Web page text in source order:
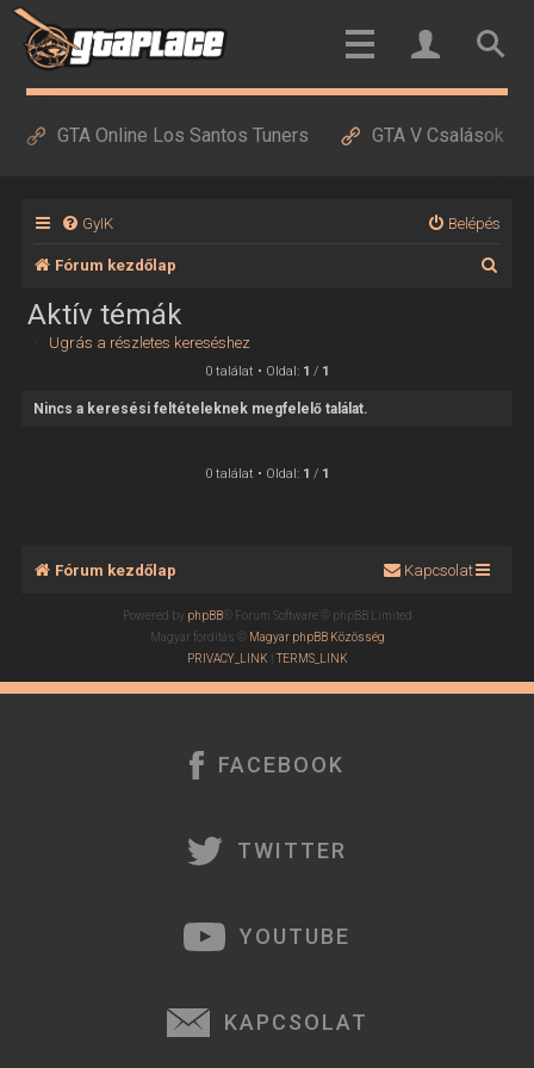
GTA Online Los Santos Tuners GTA V Csalások
GyIK Belépés
Fórum kezdőlap
Aktív témák
Ugrás a részletes kereséshez
0 találat • Oldal: 1 / 1
Nincs a keresési feltételeknek megfelelő találat.
0 találat • Oldal: 1 / 1
Fórum kezdőlap Kapcsolat
Powered by phpBB® Forum Software © phpBB Limited
Magyar fordítás ©
Magyar phpBB Közösség
PRIVACY_LINK| TERMS_LINK
FACEBOOK
TWITTER
YOUTUBE
KAPCSOLAT